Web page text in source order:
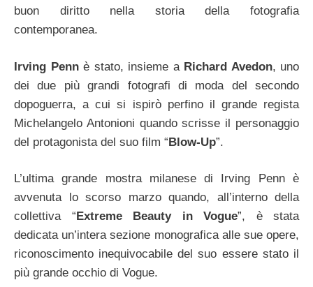
buon diritto nella storia della fotografia
contemporanea.
Irving Pennè stato, insieme a Richard Avedon, uno
dei due più grandi fotografi di moda del secondo
dopoguerra, a cui si ispirò perfino il grande regista
Michelangelo Antonioni quando scrisse il personaggio
del protagonista del suo film “Blow-Up”.
L’ultima grande mostra milanese di Irving Penn è
avvenuta lo scorso marzo quando, all’interno della
collettiva “Extreme Beauty in Vogue”, è stata
dedicata un’intera sezione monografica alle sue opere,
riconoscimento inequivocabile del suo essere stato il
più grande occhio di Vogue.